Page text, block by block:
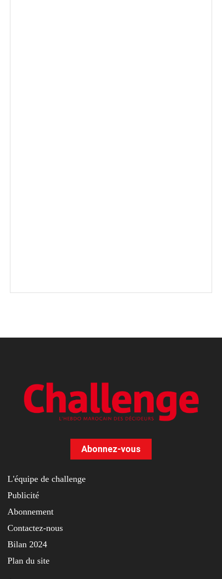
Abonnez-vous
L'équipe de challenge
Publicité
Abonnement
Contactez-nous
Bilan 2024
Plan du site